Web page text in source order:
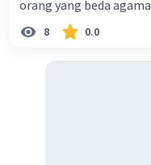
orang yang beda agama
8 0.0